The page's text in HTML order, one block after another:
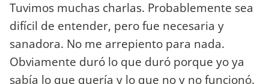
Tuvimos muchas charlas. Probablemente sea
difícil de entender, pero fue necesaria y
sanadora. No me arrepiento para nada.
Obviamente duró lo que duró porque yo ya
sabía lo que quería y lo que no y no funcionó.